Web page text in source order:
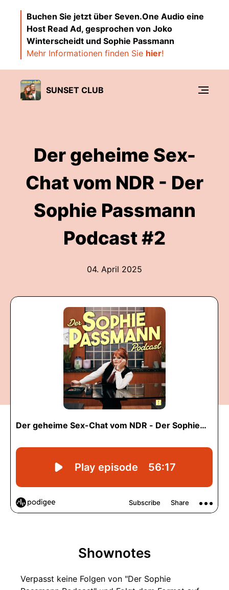
Buchen Sie jetzt über Seven.One Audio eine
Host Read Ad, gesprochen von Joko
Winterscheidt und Sophie Passmann
Mehr Informationen finden Sie hier!
SUNSET CLUB
Der geheime Sex-
Chat vom NDR - Der
Sophie Passmann
Podcast #2
04. April 2025
Shownotes
Verpasst keine Folgen von "Der Sophie